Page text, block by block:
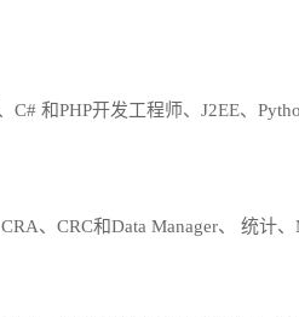
和PHP开发工程师、J2EE、
、CRC和Data Manager、 统计、